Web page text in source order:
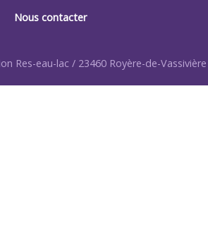
Nous contacter
Res-eau-lac / 23460 Royère-de-Vassivière